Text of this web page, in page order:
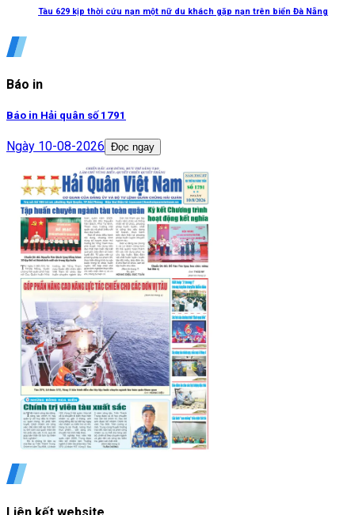
Tàu 629 kịp thời cứu nạn một nữ du khách gặp nạn trên biển Đà Nẵng
Báo in
Báo in Hải quân số 1791
Ngày 10-08-2026 Đọc ngay
Liên kết website